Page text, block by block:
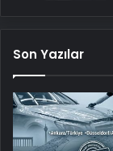
Son Yazılar